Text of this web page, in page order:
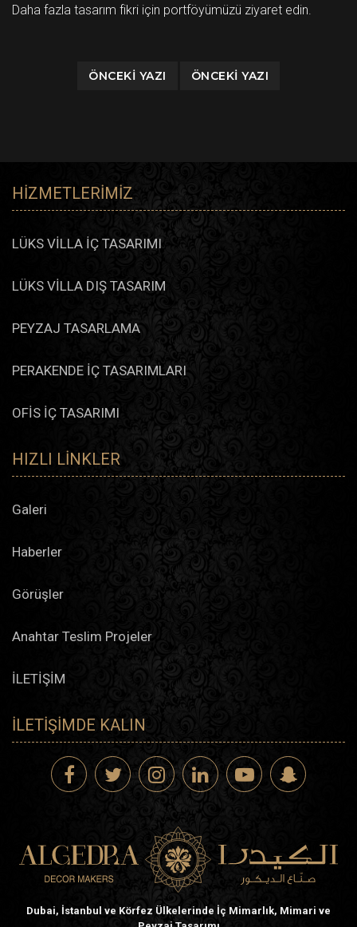
Daha fazla tasarım fikri için portföyümüzü ziyaret edin.
ÖNCEKI YAZI ÖNCEKI YAZI
HIZMETLERIMIZ
LÜKS VİLLA İÇ TASARIMI
LÜKS VİLLA DIŞ TASARIM
PEYZAJ TASARLAMA
PERAKENDE İÇ TASARIMLARI
OFİS İÇ TASARIMI
HIZLI LINKLER
Galeri
Haberler
Görüşler
Anahtar Teslim Projeler
İLETİŞİM
İLETIŞIMDE KALIN
Dubai, İstanbul ve Körfez Ülkelerinde İç Mimarlık, Mimari ve